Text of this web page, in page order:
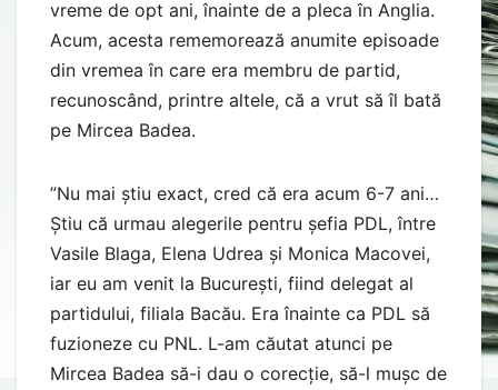
vreme de opt ani, înainte de a pleca în Anglia.
Acum, acesta rememorează anumite episoade
din vremea în care era membru de partid,
recunoscând, printre altele, că a vrut să îl bată
pe Mircea Badea.
”Nu mai știu exact, cred că era acum 6-7 ani…
Știu că urmau alegerile pentru șefia PDL, între
Vasile Blaga, Elena Udrea și Monica Macovei,
iar eu am venit la București, fiind delegat al
partidului, filiala Bacău. Era înainte ca PDL să
fuzioneze cu PNL. L-am căutat atunci pe
Mircea Badea să-i dau o corecție, să-l mușc de